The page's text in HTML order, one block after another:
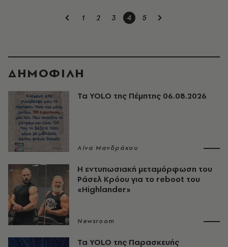
1 2 3 4 5
ΔΗΜΟΦΙΛΗ
Τα YOLO της Πέμπτης 06.08.2026
Λίνα Μανδράκου
Η εντυπωσιακή μεταμόρφωση του
Ράσελ Κρόου για το reboot του
«Highlander»
Newsroom
Τα YOLO της Παρασκευής